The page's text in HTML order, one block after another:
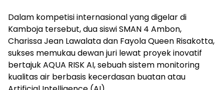
Dalam kompetisi internasional yang digelar di
Kamboja tersebut, dua siswi SMAN 4 Ambon,
Charissa Jean Lawalata dan Fayola Queen Risakotta,
sukses memukau dewan juri lewat proyek inovatif
bertajuk AQUA RISK AI, sebuah sistem monitoring
kualitas air berbasis kecerdasan buatan atau